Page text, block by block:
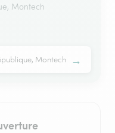
Montech
Montech →